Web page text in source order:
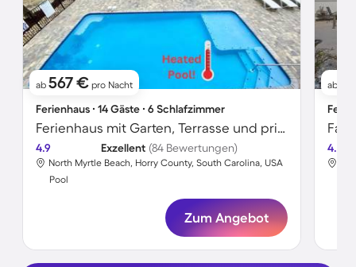
ab 567 € pro Nacht
Ferienhaus ∙ 14 Gäste ∙ 6 Schlafzimmer
Ferienhaus mit Garten, Terrasse und privatem Pool | Naturblick
4.9 Exzellent (84 Bewertungen)
North Myrtle Beach, Horry County, South Carolina, USA
Pool
Zum Angebot
ab
4.4